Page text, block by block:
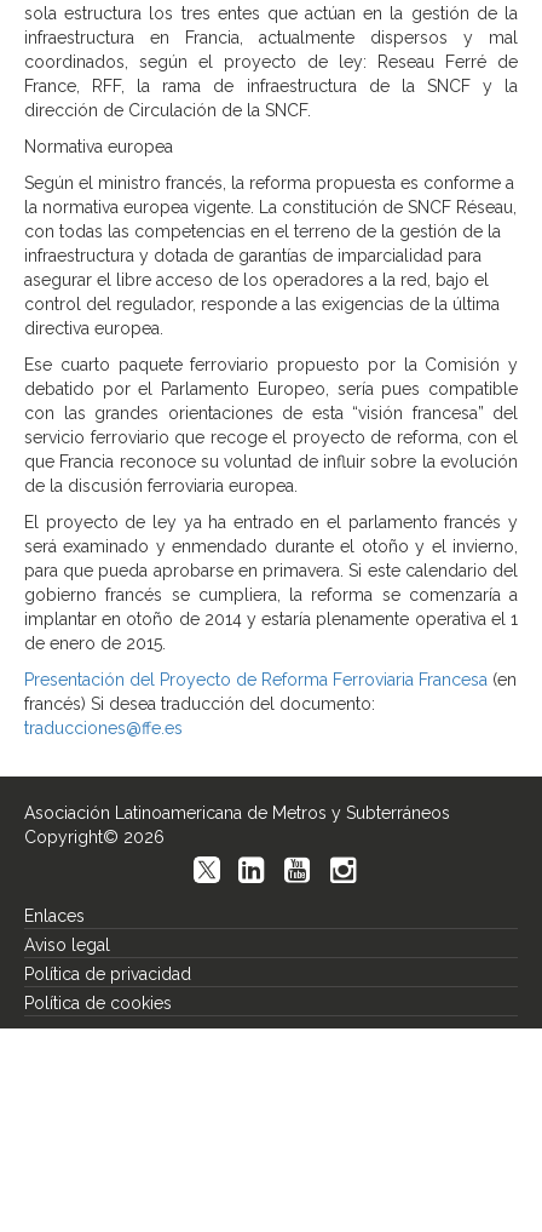
sola estructura los tres entes que actúan en la gestión de la
infraestructura en Francia, actualmente dispersos y mal
coordinados, según el proyecto de ley: Reseau Ferré de
France, RFF, la rama de infraestructura de la SNCF y la
dirección de Circulación de la SNCF.
Normativa europea
Según el ministro francés, la reforma propuesta es conforme a
la normativa europea vigente. La constitución de SNCF Réseau,
con todas las competencias en el terreno de la gestión de la
infraestructura y dotada de garantías de imparcialidad para
asegurar el libre acceso de los operadores a la red, bajo el
control del regulador, responde a las exigencias de la última
directiva europea.
Ese cuarto paquete ferroviario propuesto por la Comisión y
debatido por el Parlamento Europeo, sería pues compatible
con las grandes orientaciones de esta “visión francesa” del
servicio ferroviario que recoge el proyecto de reforma, con el
que Francia reconoce su voluntad de influir sobre la evolución
de la discusión ferroviaria europea.
El proyecto de ley ya ha entrado en el parlamento francés y
será examinado y enmendado durante el otoño y el invierno,
para que pueda aprobarse en primavera. Si este calendario del
gobierno francés se cumpliera, la reforma se comenzaría a
implantar en otoño de 2014 y estaría plenamente operativa el 1
de enero de 2015.
Presentación del Proyecto de Reforma Ferroviaria Francesa (en
francés) Si desea traducción del documento:
traducciones@ffe.es
Asociación Latinoamericana de Metros y Subterráneos
Copyright© 2026
Enlaces
Aviso legal
Política de privacidad
Política de cookies